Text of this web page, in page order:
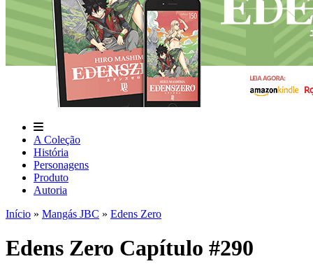
A Coleção
História
Personagens
Produto
Autoria
Início » Mangás JBC » Edens Zero
Edens Zero Capítulo #290